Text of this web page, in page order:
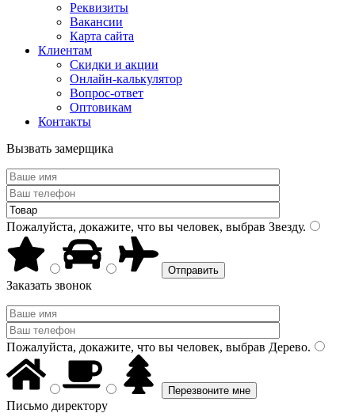
Реквизиты
Вакансии
Карта сайта
Клиентам
Скидки и акции
Онлайн-калькулятор
Вопрос-ответ
Оптовикам
Контакты
Вызвать замерщика
Пожалуйста, докажите, что вы человек, выбрав Звезду.
Заказать звонок
Пожалуйста, докажите, что вы человек, выбрав Дерево.
Письмо директору